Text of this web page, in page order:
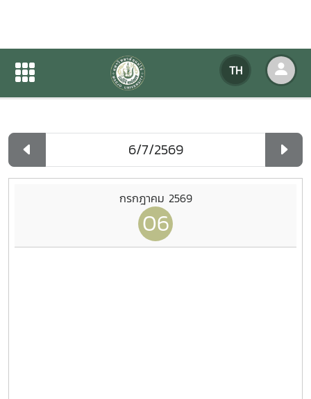
TH
ปฏิทินกิจกรรมของหน่วยงาน
ปฏิทินกิจกรรมของหน่วยงาน
กรกฎาคม 2569
06